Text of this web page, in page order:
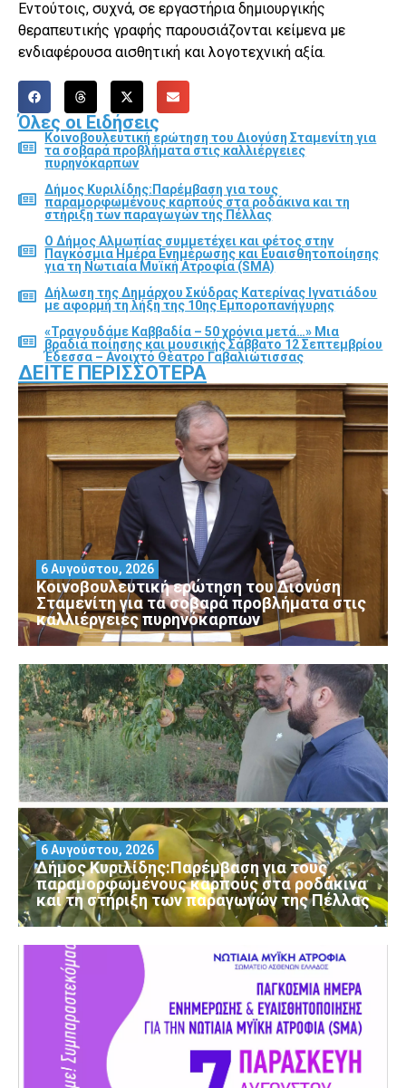
Εντούτοις, συχνά, σε εργαστήρια δημιουργικής
θεραπευτικής γραφής παρουσιάζονται κείμενα με
ενδιαφέρουσα αισθητική και λογοτεχνική αξία.
Όλες οι Ειδήσεις
Κοινοβουλευτική ερώτηση του Διονύση Σταμενίτη για
τα σοβαρά προβλήματα στις καλλιέργειες
πυρηνόκαρπων
Δήμος Κυριλίδης:Παρέμβαση για τους
παραμορφωμένους καρπούς στα ροδάκινα και τη
στήριξη των παραγωγών της Πέλλας
Ο Δήμος Αλμωπίας συμμετέχει και φέτος στην
Παγκόσμια Ημέρα Ενημέρωσης και Ευαισθητοποίησης
για τη Νωτιαία Μυϊκή Ατροφία (SMA)
Δήλωση της Δημάρχου Σκύδρας Κατερίνας Ιγνατιάδου
με αφορμή τη λήξη της 10ης Εμποροπανήγυρης
«Τραγουδάμε Καββαδία – 50 χρόνια μετά…» Μια
βραδιά ποίησης και μουσικής Σάββατο 12 Σεπτεμβρίου
Έδεσσα – Ανοιχτό Θέατρο Γαβαλιώτισσας
ΔΕΊΤΕ ΠΕΡΙΣΣΌΤΕΡΑ
Κοινοβουλευτική ερώτηση του Διονύση
Σταμενίτη για τα σοβαρά προβλήματα στις
καλλιέργειες πυρηνόκαρπων
6 Αυγούστου, 2026
Δήμος Κυριλίδης:Παρέμβαση για τους
παραμορφωμένους καρπούς στα ροδάκινα
και τη στήριξη των παραγωγών της Πέλλας
6 Αυγούστου, 2026